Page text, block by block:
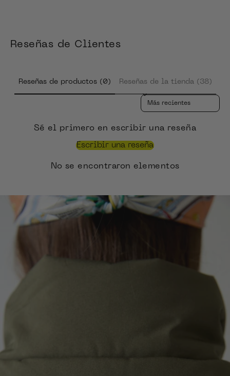
Reseñas de Clientes
Reseñas de productos (0) Reseñas de la tienda (38)
Sort reviews by
Sé el primero en escribir una reseña
Escribir una reseña
No se encontraron elementos